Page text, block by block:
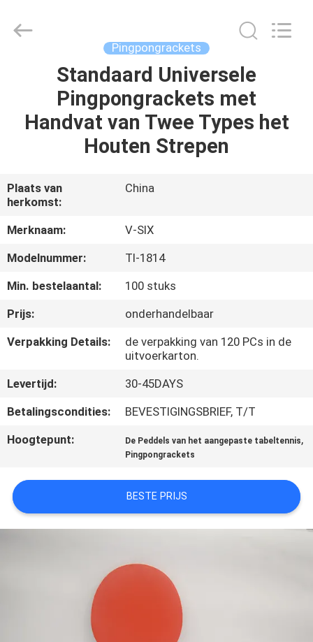
PRODUCTEN
ONS
FABRIEKSTOCHT
KWALITEITSCONTROLE
NEEM
CONTACT
ONS
OP
EEN
OFFERTE
Ltd..
Pingpongrackets
Standaard Universele
Pingpongrackets met
Handvat van Twee Types het
Houten Strepen
Plaats van
herkomst:
China
Merknaam:
V-SIX
Modelnummer:
Tl-1814
Min. bestelaantal:
100 stuks
Prijs:
onderhandelbaar
Verpakking Details:
de verpakking van 120 PCs in de
uitvoerkarton.
Levertijd:
30-45DAYS
Betalingscondities:
BEVESTIGINGSBRIEF, T/T
Hoogtepunt:
De Peddels van het aangepaste tabeltennis,
Pingpongrackets
BESTE PRIJS